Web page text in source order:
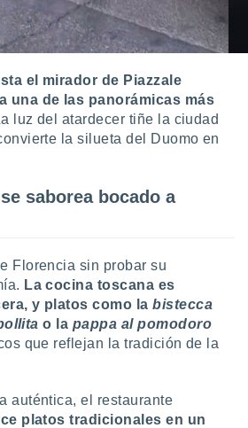
el mirador de Piazzale
una de las panorámicas más
luz del atardecer tiñe la ciudad
la silueta del Duomo en
saborea bocado a
Florencia sin probar su
La cocina toscana es
y platos como labistecca
o la pappa al pomodoro
que reflejan la tradición de la
auténtica, el restaurante
platos tradicionales en un